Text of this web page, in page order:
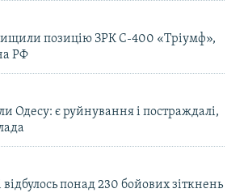
позицію ЗРК С-400 «Тріумф»,
РФ
Одесу: є руйнування і постраждалі,
відбулось понад 230 бойових зіткнень